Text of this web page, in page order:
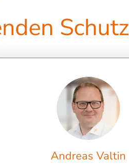
Schutz
Andreas Valtin